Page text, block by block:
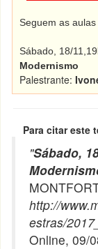
Seguem as
Sábado, 18/
Modernismo
Palestrante:
Para citar este
"Sábado,
http://
estras/
Online, 09/